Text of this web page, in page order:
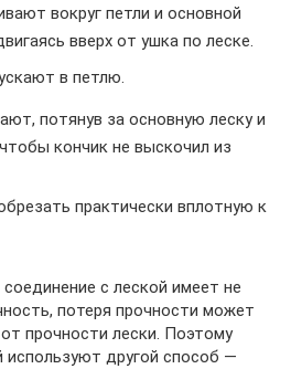
вокруг петли и основной
вверх от ушка по леске.
в петлю.
потянув за основную леску и
кончик не выскочил из
практически вплотную к
с леской имеет не
потеря прочности может
прочности лески. Поэтому
используют другой способ —